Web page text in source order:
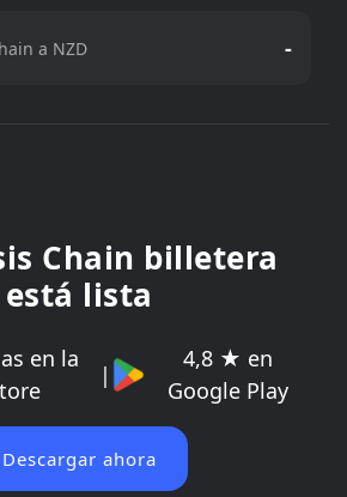
a NZD -
Chain billetera
está lista
en la
|
4,8 ★ en
Google Play
Descargar ahora